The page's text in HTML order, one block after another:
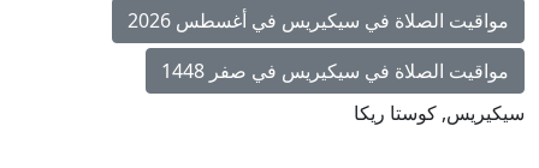
مواقيت الصلاة في سيكيريس في أغسطس 2026
مواقيت الصلاة في سيكيريس في صفر 1448
سيكيريس, كوستا ريكا